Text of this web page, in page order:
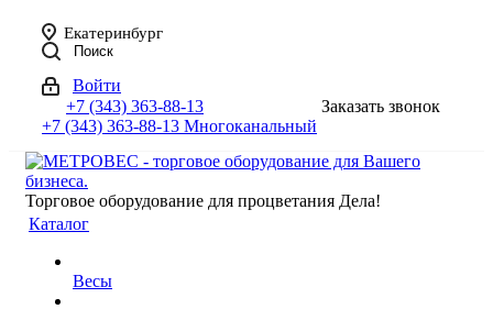
Екатеринбург
Поиск
Войти
+7 (343) 363-88-13
+7 (343) 363-88-13 Многоканальный
Заказать звонок
Торговое оборудование для процветания Дела!
Каталог
Весы